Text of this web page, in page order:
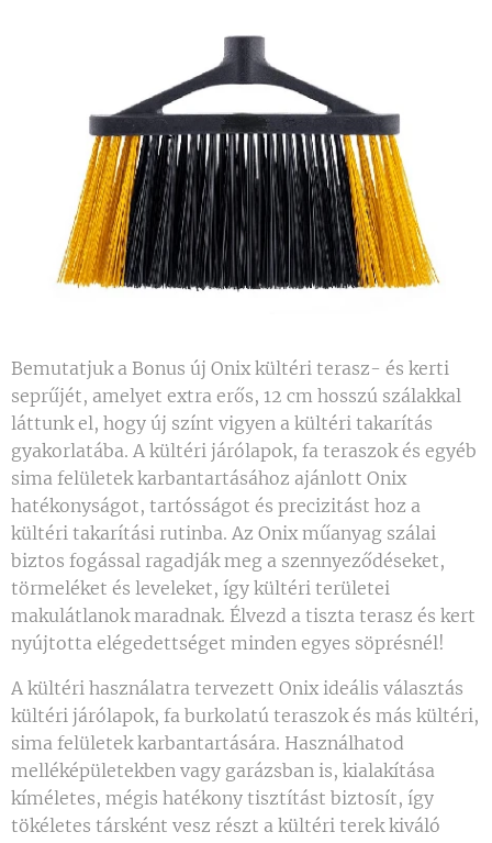
Bemutatjuk a Bonus új Onix kültéri terasz- és kerti
seprűjét, amelyet extra erős, 12 cm hosszú szálakkal
láttunk el, hogy új színt vigyen a kültéri takarítás
gyakorlatába. A kültéri járólapok, fa teraszok és egyéb
sima felületek karbantartásához ajánlott Onix
hatékonyságot, tartósságot és precizitást hoz a
kültéri takarítási rutinba. Az Onix műanyag szálai
biztos fogással ragadják meg a szennyeződéseket,
törmeléket és leveleket, így kültéri területei
makulátlanok maradnak. Élvezd a tiszta terasz és kert
nyújtotta elégedettséget minden egyes söprésnél!
A kültéri használatra tervezett Onix ideális választás
kültéri járólapok, fa burkolatú teraszok és más kültéri,
sima felületek karbantartására. Használhatod
melléképületekben vagy garázsban is, kialakítása
kíméletes, mégis hatékony tisztítást biztosít, így
tökéletes társként vesz részt a kültéri terek kiváló